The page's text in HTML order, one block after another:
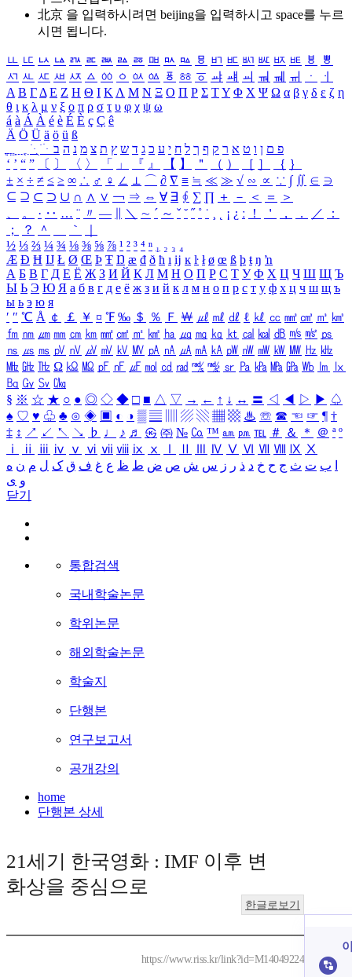
北京 을 입력하시려면 beijing을 입력하시고 space를 누르
시면 됩니다.
ㅥ ㅦ ㅧ ㅨ ㅩ ㅪ ㅫ ㅬ ㅭ ㅮ ㅯ ㅰ ㅱ ㅲ ㅳ ㅴ ㅵ ㅶ ㅷ ㅸ
ㅹ
ㅺ ㅻ ㅼ ㅽ ㅾ ㅿ ㆀ ㆁ ㆂ ㆃ ㆄ ㆅ ㆆ ㆇ ㆈ ㆉ ㆊ ㆋ ㆌ ㆍ
ㆎ
Α Β ΓΔ Ε Ζ Η Θ Ι ΚΛ Μ Ν Ξ Ο Π Ρ Σ ΤΥ Φ Χ Ψ Ω α β γ δ ε ζ η
θ ι κ λ μ ν ξ ο π ρ σ τ υ φ χ ψ ω
á à Á À é è É È ç Ç ê
Ä Ö Ü ä ö ü ß
ִֶֹ ֻּ ׁׂ פ ם ן ו ט א ר ק ף ך ל ח י ע כ ג ד ש ץ ת צ מ נ ה ב
‘ ’ “ ” 〔 〕 〈 〉 「 」 『 』 【 】 ＂ （ ） ［ ］ ｛ ｝
± × ÷ ≠ ≤ ≥ ∞ ∴ ♂ ♀ ∠ ⊥ ⌒ ∂ ∇ ≡ ≒ ≪ ≫ √ ∽ ∝ ∵ ∫ ∬ ∈ ∋
⊆ ⊇ ⊂ ⊃ ∪ ∩ ∧ ∨ ￢ ⇒ ⇔ ∀ ∃ ∮ ∑ ∏ ＋ － ＜ ＝
＞
、
。 · ‥ … ¨ 〃 ― ＼ ∼ ´ ～ ˇ ˘ ˝ ˚ ˙ ¸ ¡ ¿ ː ！ ＇ ， ． ／
：
；
？ ＾ ｀
½ ⅓ ⅔ ¼ ¾ ⅛ ⅜ ⅝ ⅞ ¹ ² ³ ⁴ ⁿ ₁ ₂ ₃ ₄
Æ Ð Ħ Ĳ Ł Ø Œ Þ Ŧ Ŋ æ đ ð ħ ı ĳ ĸ ŀ ł ø œ ß þ ŧ ŋ ŉ
А Б В Г Д Е Ё Ж З И Й К Л М Н О П Р С Т У Ф Х Ц Ч Ш Щ Ъ
Ы Ь Э Ю Я а б в г д е ё ж з и й к л м н о п р с т у ф х ц ч ш щ ъ
ы ь э ю я
′ ″ ℃ Å ￠ ￡ ￥ ¤ ℉ ‰ ＄ ％ Ｆ ￦ ㎕ ㎖ ㎗ ℓ ㎘ ㏄ ㎣ ㎤ ㎥ ㎦
㎙ ㎚ ㎛ ㎜ ㎝ ㎞ ㎟ ㎠ ㎡ ㎢ ㏊ ㎍ ㎎ ㎏ ㏏ ㎈ ㎉ ㏈ ㎧ ㎨ ㎰
㎱ ㎲ ㎳ ㎴ ㎵ ㎶ ㎷ ㎸ ㎹ ㎀ ㎁ ㎂ ㎃ ㎄ ㎺ ㎻ ㎽ ㎾ ㎿ ㎐ ㎑
㎒ ㎓ ㎔ Ω ㏀ ㏁ ㎊ ㎋ ㎌ ㏖ ㏅ ㎭ ㎮ ㎯ ㏛ ㎩ ㎪ ㎫ ㎬ ㏝ ㏐
㏓
㏃ ㏉ ㏜ ㏆
§ ※ ☆ ★ ○ ● ◎ ◇ ◆ □ ■ △ ▽ → ← ↑ ↓ ↔ 〓 ◁ ◀ ▷ ▶ ♤
♠ ♡ ♥ ♧ ♣ ⊙ ◈ ▣ ◐ ◑ ▒ ▤ ▨ ▧ ▦ ▩ ♨ ☏ ☎ ☜ ☞ ¶ †
‡ ↕ ↗ ↙ ↖ ↘ ♭ ♩ ♪ ♬ ㉿ ㈜ № ㏇ ™ ㏂ ㏘ ℡ ＃ ＆ ＊ ＠ ª º
ⅰ
ⅱ ⅲ ⅳ ⅴ ⅵ ⅶ ⅷ ⅸ ⅹ Ⅳ Ⅴ Ⅵ Ⅶ Ⅷ Ⅸ Ⅹ
ب ت ث ج ح خ د ذ ر ز س ش ص ض ط ظ ع غ ف ق ک ل م ن ه
و ی
닫기
통합검색
국내학술논문
학위논문
해외학술논문
학술지
단행본
연구보고서
공개강의
home
단행본 상세
21세기 한국영화 : IMF 이후 변
화상을 중심으로
한글로보기
https://www.riss.kr/link?id=M14049224